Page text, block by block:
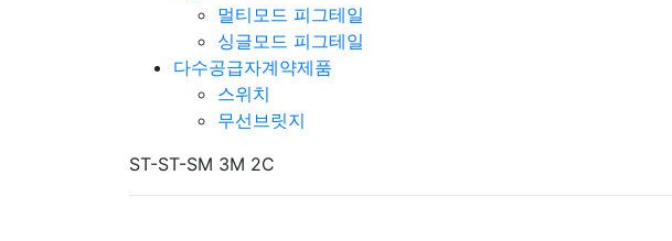
멀티모드 피그테일
싱글모드 피그테일
다수공급자계약제품
스위치
무선브릿지
ST-ST-SM 3M 2C